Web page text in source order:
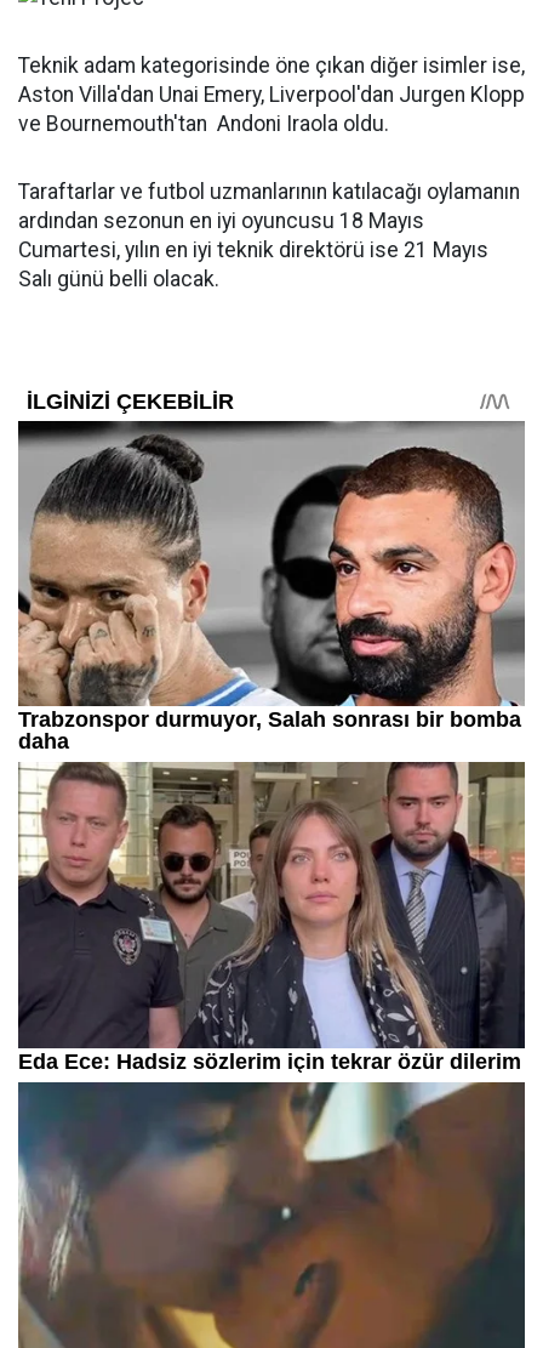
Teknik adam kategorisinde öne çıkan diğer isimler ise,
Aston Villa'dan Unai Emery, Liverpool'dan Jurgen Klopp
ve Bournemouth'tan Andoni Iraola oldu.
Taraftarlar ve futbol uzmanlarının katılacağı oylamanın
ardından sezonun en iyi oyuncusu 18 Mayıs
Cumartesi, yılın en iyi teknik direktörü ise 21 Mayıs
Salı günü belli olacak.